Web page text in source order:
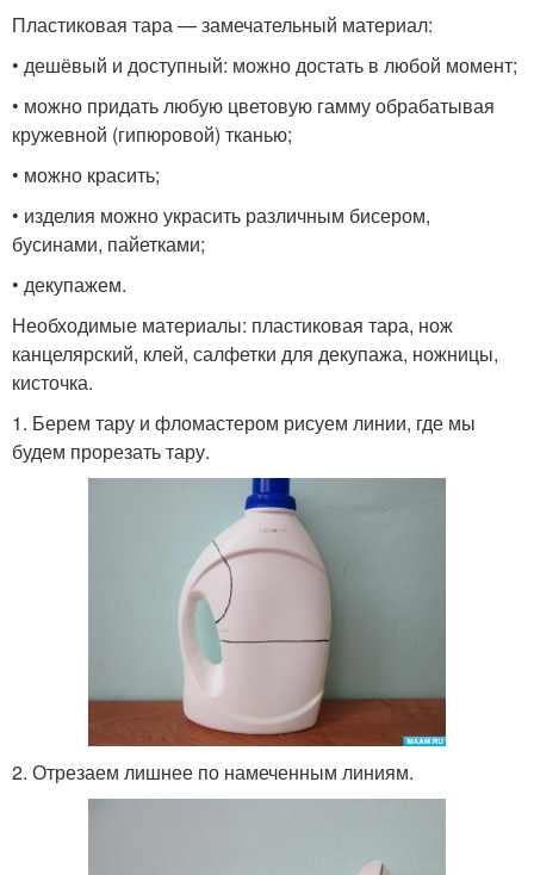
Пластиковая тара — замечательный материал:
• дешёвый и доступный: можно достать в любой момент;
• можно придать любую цветовую гамму обрабатывая
кружевной (гипюровой) тканью;
• можно красить;
• изделия можно украсить различным бисером,
бусинами, пайетками;
• декупажем.
Необходимые материалы: пластиковая тара, нож
канцелярский, клей, салфетки для декупажа, ножницы,
кисточка.
1. Берем тару и фломастером рисуем линии, где мы
будем прорезать тару.
2. Отрезаем лишнее по намеченным линиям.